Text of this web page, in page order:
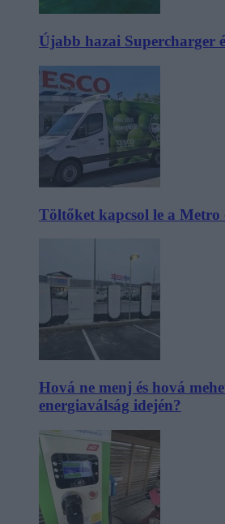
Újabb hazai Supercharger
Töltőket kapcsol le a Metro
Hová ne menj és hová
energiaválság idején?